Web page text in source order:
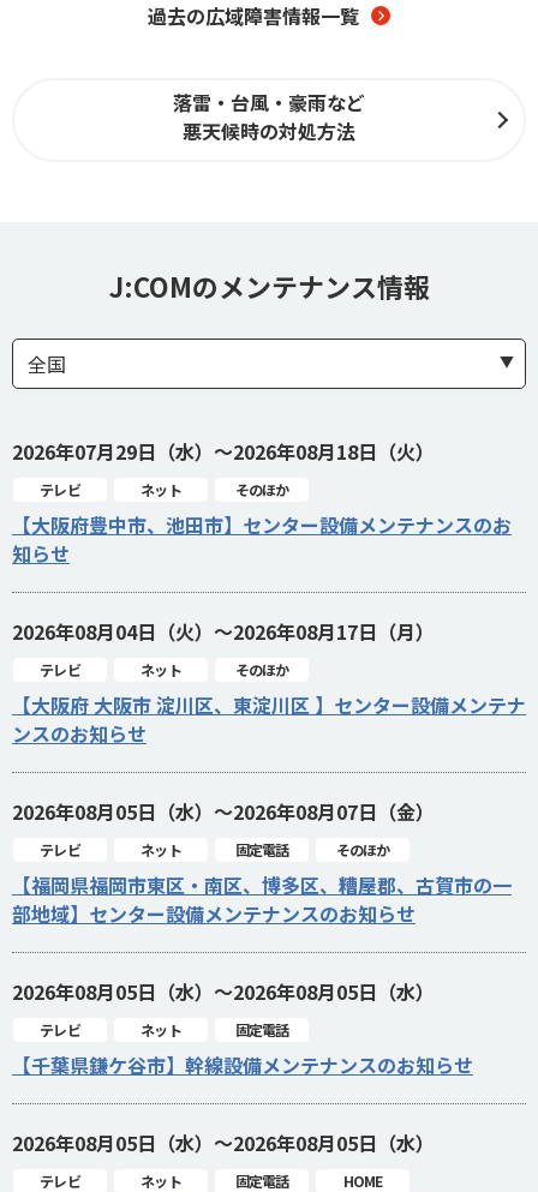
過去の広域障害情報一覧
落雷・台風・豪雨など
悪天候時の対処方法
J:COMのメンテナンス情報
2026年07月29日（水）～2026年08月18日（火）
テレビ ネット そのほか
【大阪府豊中市、池田市】センター設備メンテナンスのお
知らせ
2026年08月04日（火）～2026年08月17日（月）
テレビ ネット そのほか
【大阪府 大阪市 淀川区、東淀川区 】センター設備メンテナ
ンスのお知らせ
2026年08月05日（水）～2026年08月07日（金）
テレビ ネット 固定電話 そのほか
【福岡県福岡市東区・南区、博多区、糟屋郡、古賀市の一
部地域】センター設備メンテナンスのお知らせ
2026年08月05日（水）～2026年08月05日（水）
テレビ ネット 固定電話
【千葉県鎌ケ谷市】幹線設備メンテナンスのお知らせ
2026年08月05日（水）～2026年08月05日（水）
テレビ ネット 固定電話 HOME